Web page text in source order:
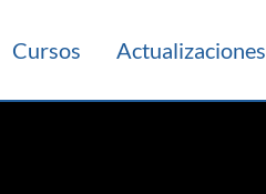
Cursos Actualizaciones